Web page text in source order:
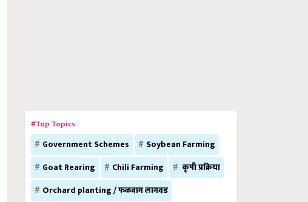
#Top Topics
Government Schemes
Soybean Farming
Goat Rearing
Chili Farming
कृषी प्रक्रिया
Orchard planting / फळबाग लागवड